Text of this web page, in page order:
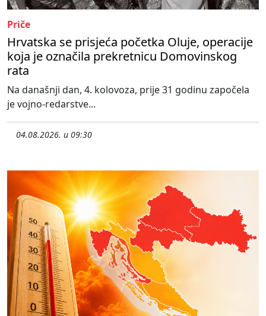
Priče
Hrvatska se prisjeća početka Oluje, operacije
koja je označila prekretnicu Domovinskog
rata
Na današnji dan, 4. kolovoza, prije 31 godinu započela
je vojno-redarstve...
04.08.2026. u 09:30